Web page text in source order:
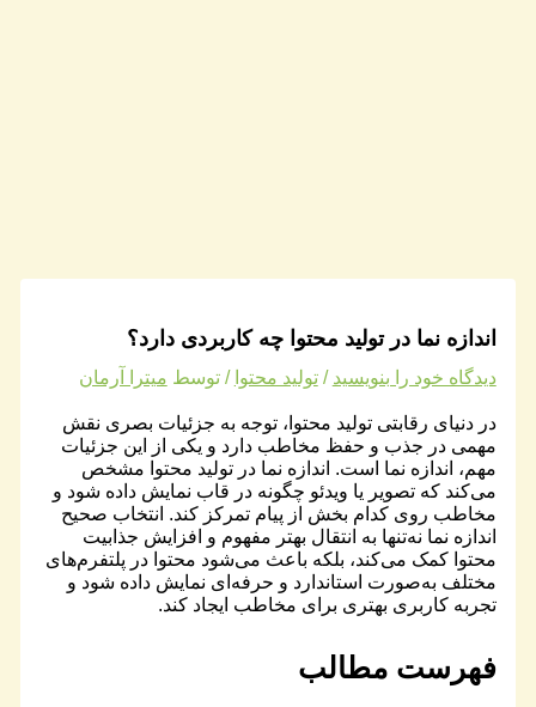
اندازه نما در تولید محتوا چه کاربردی دارد؟
دیدگاه‌ خود را بنویسید /تولید محتوا / توسط میترا آرمان
در دنیای رقابتی تولید محتوا، توجه به جزئیات بصری نقش
مهمی در جذب و حفظ مخاطب دارد و یکی از این جزئیات
مهم، اندازه نما است. اندازه نما در تولید محتوا مشخص
می‌کند که تصویر یا ویدئو چگونه در قاب نمایش داده شود و
مخاطب روی کدام بخش از پیام تمرکز کند. انتخاب صحیح
اندازه نما نه‌تنها به انتقال بهتر مفهوم و افزایش جذابیت
محتوا کمک می‌کند، بلکه باعث می‌شود محتوا در پلتفرم‌های
مختلف به‌صورت استاندارد و حرفه‌ای نمایش داده شود و
تجربه کاربری بهتری برای مخاطب ایجاد کند.
فهرست مطالب